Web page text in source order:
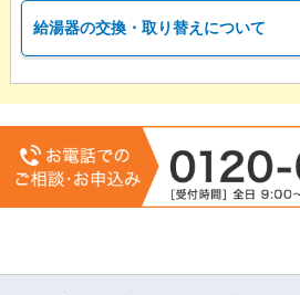
給湯器の交換・取り替えについて